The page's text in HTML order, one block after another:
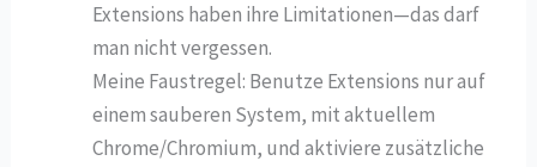
Extensions haben ihre Limitationen—das darf
man nicht vergessen.
Meine Faustregel: Benutze Extensions nur auf
einem sauberen System, mit aktuellem
Chrome/Chromium, und aktiviere zusätzliche